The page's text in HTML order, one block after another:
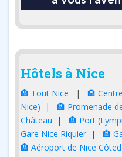
Hôtels à Nice
🏨 Tout Nice | 🏨
Nice) | 🏨 Promenade
Château | 🏨 Port
Gare Nice Riquier | 🏨
🏨 Aéroport de Nice